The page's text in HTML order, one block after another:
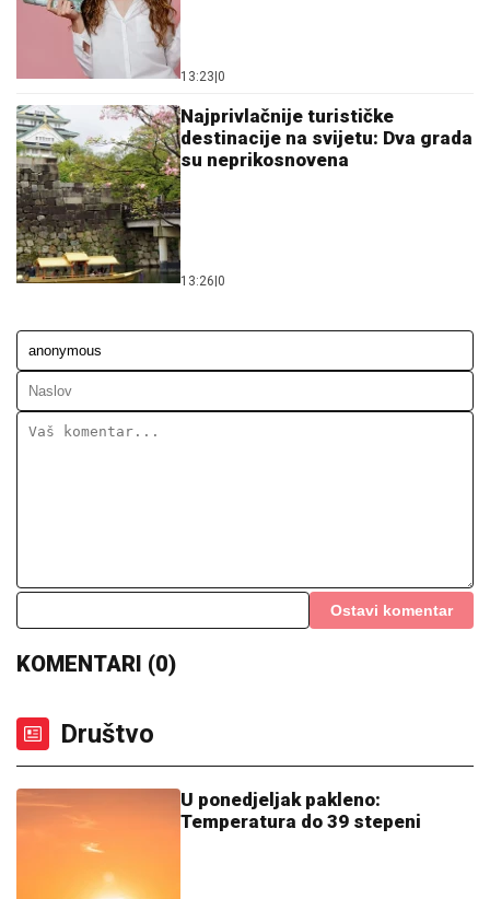
13:23 0
Najprivlačnije turističke
destinacije na svijetu: Dva grada
su neprikosnovena
13:26 0
Ostavi komentar
KOMENTARI (0)
Društvo
U ponedjeljak pakleno:
Temperatura do 39 stepeni